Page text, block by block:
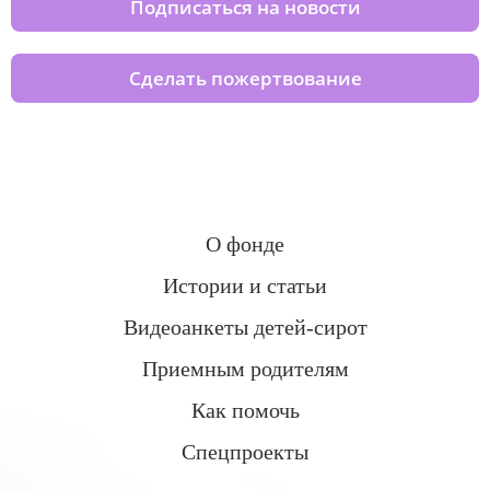
Подписаться на новости
Сделать пожертвование
О фонде
Истории и статьи
Видеоанкеты детей-сирот
Приемным родителям
Как помочь
Спецпроекты